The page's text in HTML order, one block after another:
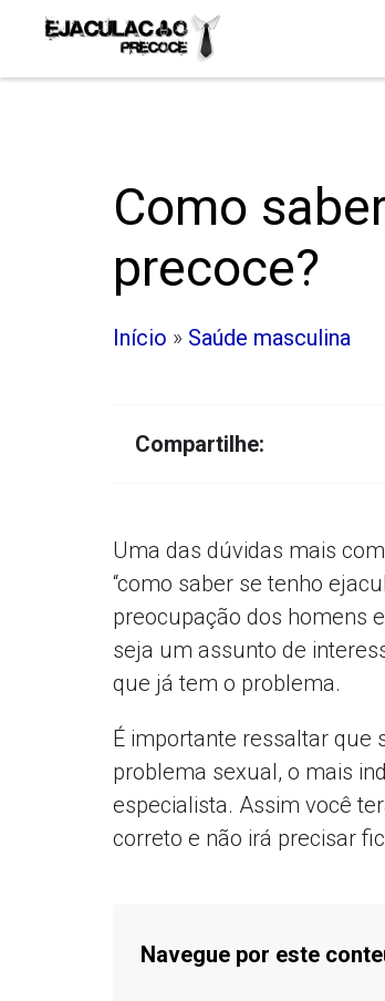
Como
precoce?
Início » Saúde masculina
Compartilhe:
Uma das dúvidas mais
“como saber se tenho
preocupação dos homens
seja um assunto de
que já tem o problema.
É importante ressaltar que
problema sexual, o mais
especialista. Assim você
correto e não irá precisar
Navegue por este